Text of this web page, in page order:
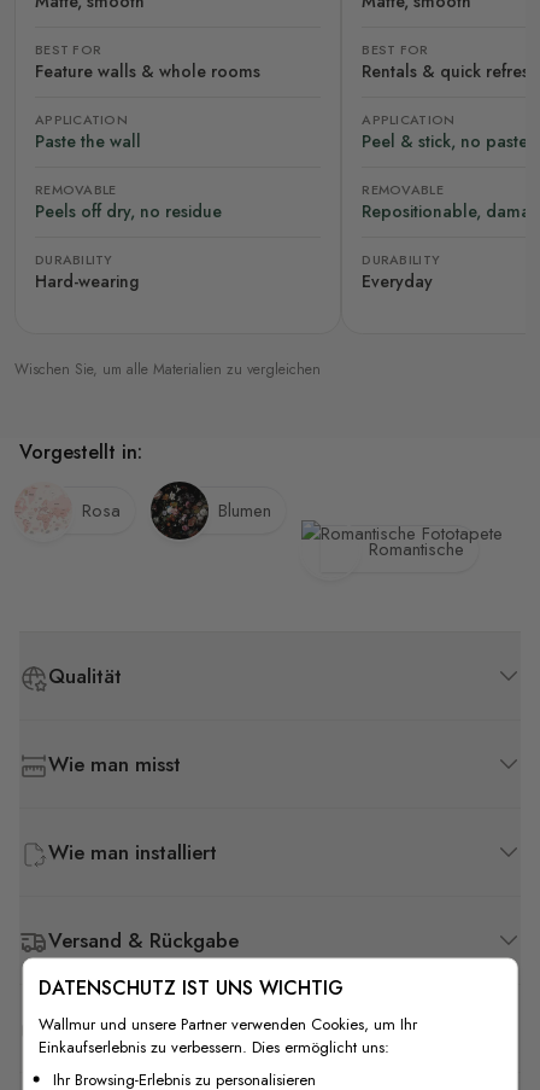
BEST FOR
Feature walls & whole rooms
APPLICATION
Paste the wall
REMOVABLE
Peels off dry, no residue
DURABILITY
Hard-wearing
BEST FOR
Rentals & quick
APPLICATION
Peel & stick, no paste
REMOVABLE
Repositionable,
DURABILITY
Everyday
Wischen Sie, um alle Materialien zu vergleichen
Qualität
Wie man misst
Wie man installiert
Versand & Rückgabe
F.A.Q
Vorgestellt in:
Rosa
Blumen
Romantische
DATENSCHUTZ IST UNS WICHTIG
Wallmur und unsere Partner verwenden Cookies, um Ihr
Einkaufserlebnis zu verbessern. Dies ermöglicht uns:
Ihr Browsing-Erlebnis zu personalisieren